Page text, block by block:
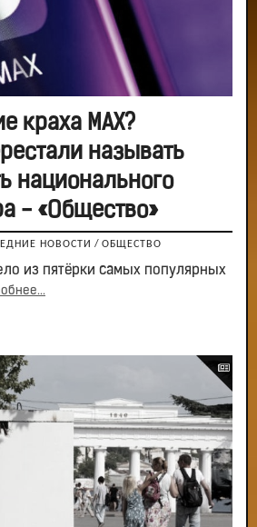
краха MAX?
называть
национального
- «Общество»
НОВОСТИ / ОБЩЕСТВО
из пятёрки самых популярных